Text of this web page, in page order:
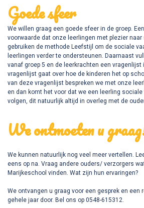
Goede sfeer
We willen graag een goede sfeer in de groep.
voorwaarde dat onze leerlingen met plezier naar
gebruiken de methode Leefstijl om de sociale
leerlingen verder te ondersteunen. Daarnaast
vanaf groep 5 en de leerkrachten een vragenlijst
vragenlijst gaat over hoe de kinderen het op
van deze vragenlijst bespreken we met onze
en dan komt het voor dat we een leerling
volgen, dit natuurlijk altijd in overleg met de
We ontmoeten u
We kunnen natuurlijk nog veel meer vertellen.
eens op na. Vraag andere ouders/ verzorgers
Marijkeschool vinden. Wat zijn hun ervaringen?
We ontvangen u graag voor een gesprek en een
gehele jaar door. Bel ons op 0548-615312.